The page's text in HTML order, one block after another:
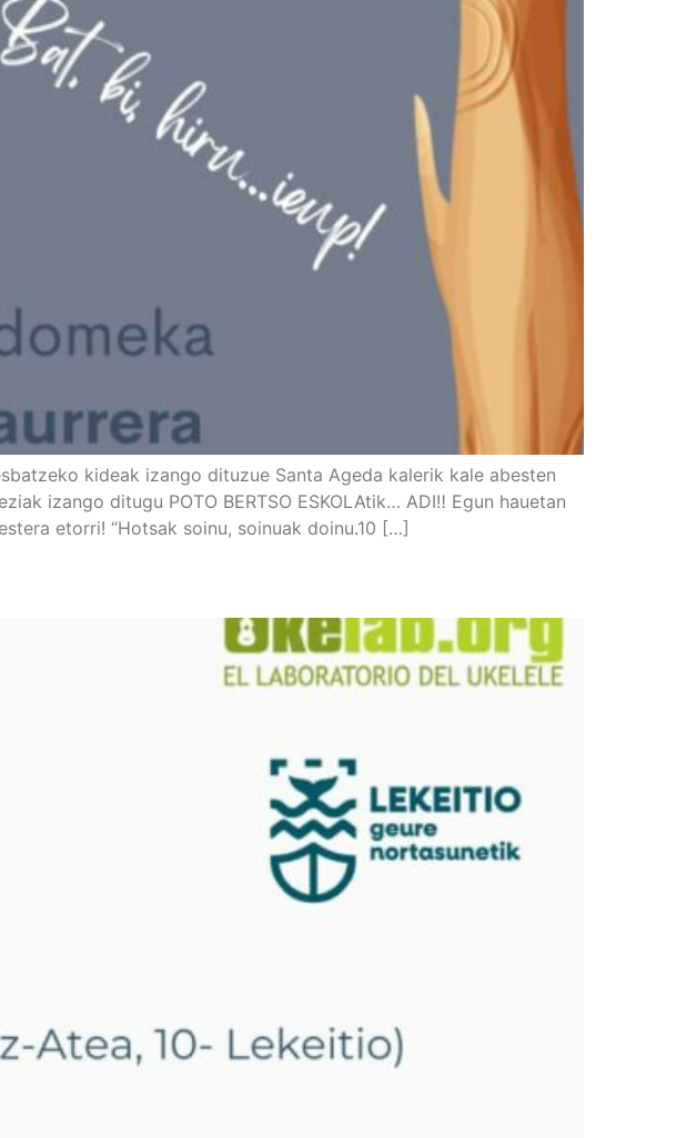
kideak izango dituzue Santa Ageda kalerik kale abesten
izango ditugu POTO BERTSO ESKOLAtik… ADI‼️ Egun hauetan
etorri! “Hotsak soinu, soinuak doinu.10 […]